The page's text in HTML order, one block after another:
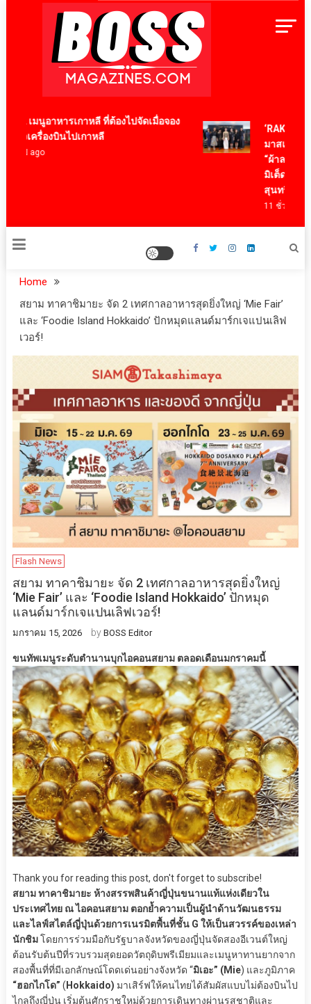
BossMagazinesThailand
12 เมนูอาหารเกาหลี ที่ต้องไปจัดเมื่อจอง
ตั๋วเครื่องบินไปเกาหลี
4 ปี ago
มาสเตอร์พีซค
“ผ้าลายน้ำไ
มิเต็ด ถ่ายท
สุนทรียภาพร
11 ชั่วโมง ago
Home
สยาม ทาคาชิมายะ จัด 2 เทศกาลอาหารสุดยิ่งใหญ่ ‘Mie Fair’
และ ‘Foodie Island Hokkaido’ ปักหมุดแลนด์มาร์กเจแปนเลิฟ
เวอร์!
Flash News
สยาม ทาคาชิมายะ จัด 2 เทศกาลอาหารสุดยิ่งใหญ่
‘Mie Fair’ และ ‘Foodie Island Hokkaido’ ปักหมุด
แลนด์มาร์กเจแปนเลิฟเวอร์!
มกราคม 15, 2026 by BOSS Editor
ขนทัพเมนูระดับตำนานบุกไอคอนสยาม ตลอดเดือนมกราคมนี้
Thank you for reading this post, don't forget to subscribe!
สยาม ทาคาชิมายะ ห้างสรรพสินค้าญี่ปุ่นขนานแท้แห่งเดียวใน
ประเทศไทย ณ ไอคอนสยาม ตอกย้ำความเป็นผู้นำด้านวัฒนธรรม
และไลฟ์สไตล์ญี่ปุ่นด้วยการเนรมิตพื้นที่ชั้น G ให้เป็นสวรรค์ของเหล่า
นักชิมโดยการร่วมมือกับรัฐบาลจังหวัดของญี่ปุ่นจัดสองอีเวนต์ใหญ่
ต้อนรับต้นปีที่รวบรวมสุดยอดวัตถุดิบพรีเมียมและเมนูหาทานยากจาก
สองพื้นที่ที่มีเอกลักษณ์โดดเด่นอย่างจังหวัด “มิเอะ” (Mie) และภูมิภาค
“ฮอกไกโด” ( Hokkaido) มาเสิร์ฟให้คนไทยได้สัมผัสแบบไม่ต้องบินไป
ไกลถึงญี่ปุ่น เริ่มต้นศักราชใหม่ด้วยการเดินทางผ่านรสชาติและ